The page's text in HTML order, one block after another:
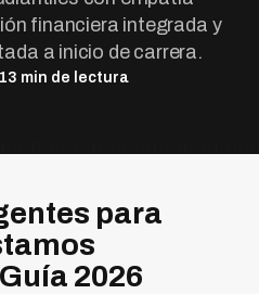
financiera integrada y
a inicio de carrera.
13 min de lectura
para
2026